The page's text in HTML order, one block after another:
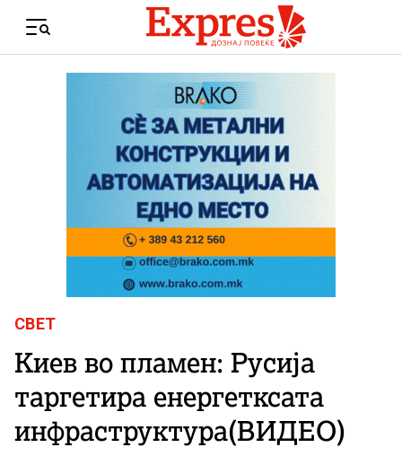
Menu
СВЕТ
Киев во пламен: Русија
таргетира енергетксата
инфраструктура(ВИДЕО)